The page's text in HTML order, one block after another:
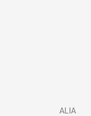
ALIA